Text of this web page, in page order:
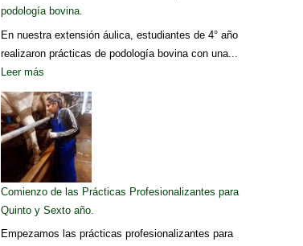
podología bovina.
En nuestra extensión áulica, estudiantes de 4° año
realizaron prácticas de podología bovina con una...
Leer más
Comienzo de las Prácticas Profesionalizantes para
Quinto y Sexto año.
Empezamos las prácticas profesionalizantes para